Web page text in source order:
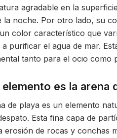
agradable en la
la noche. Por otro lado, su
color característico que
purificar el agua de mar.
tanto para el ocio como
elemento es la arena
de playa es un elemento
Esta fina capa de
erosión de rocas y conchas